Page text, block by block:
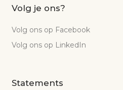
Volg je ons?
Volg ons op Facebook
Volg ons op LinkedIn
Statements